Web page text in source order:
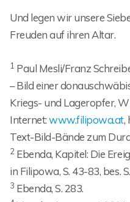
Und legen wir unsere
Freuden auf ihren Altar.
1 Paul Mesli/Franz
– Bild einer
Kriegs- und Lageropfer,
Internet:www.filipowa.at,
Text-Bild-Bände zum
2Ebenda, Kapitel: Die
in Filipowa, S. 43-83, bes.
3 Ebenda, S. 283.